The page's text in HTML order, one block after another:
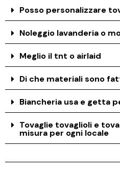
Posso personalizzare
Noleggio lavanderia o
Meglio il tnt o airlaid
Di che materiali sono
Biancheria usa e getta
Tovaglie tovaglioli e
misura per ogni locale